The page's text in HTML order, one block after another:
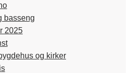
basseng
2025
og kirker